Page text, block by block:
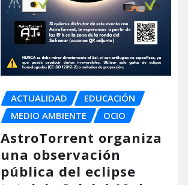
ACTUALIDAD
EDUCACIÓN
MEDIO AMBIENTE
OCIO
AstroTorrent organiza
una observación
pública del eclipse